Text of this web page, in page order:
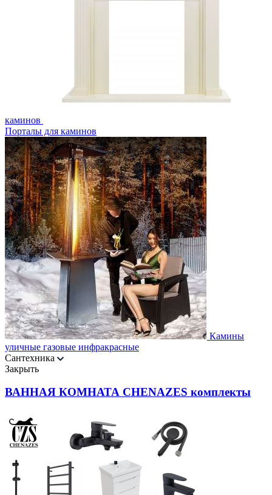
каминов
Порталы для каминов
Камины
уличные газовые инфракрасные
Сантехника
Закрыть
ВАННАЯ КОМНАТА CHENAZES комплекты